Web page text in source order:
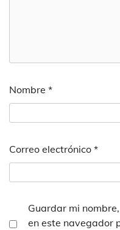
Nombre *
Correo electrónico *
Guardar mi
en este navegador